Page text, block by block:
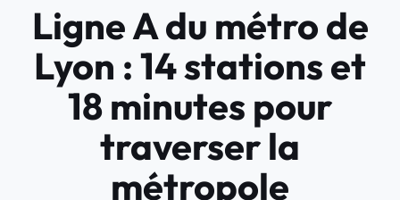
Ligne A du métro de
Lyon : 14 stations et
18 minutes pour
traverser la
métropole